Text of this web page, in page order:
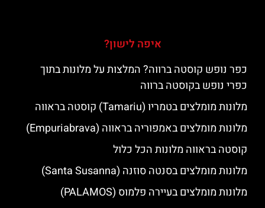
איפה לישון?
כפר נופש קוסטה ברווה? המלצות על מלונות בתוך
כפרי נופש בקוסטה ברווה
מלונות מומלצים בטמריו (Tamariu) קוסטה בראווה
מלונות מומלצים באמפוריה בראווה (Empuriabrava)
קוסטה בראווה מלונות הכל כלול
מלונות מומלצים בסנטה סוזנה (Santa Susanna)
מלונות מומלצים בעיירה פלמוס (PALAMOS)